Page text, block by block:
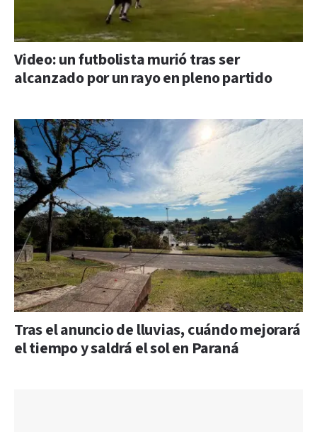
Video: un futbolista murió tras ser
alcanzado por un rayo en pleno partido
Tras el anuncio de lluvias, cuándo mejorará
el tiempo y saldrá el sol en Paraná